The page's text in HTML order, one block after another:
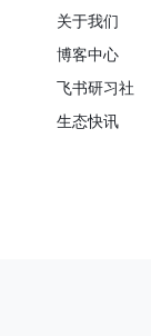
关于我们
博客中心
飞书研习社
生态快讯